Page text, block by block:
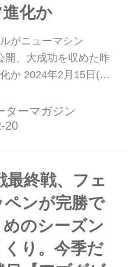
化か
がニューマシン
開、大成功を収めた昨
か 2024年2月15日(現
開幕するバーレーンGP
仕様のニューマシン
を飾る形でニューマシ
とで、いよいよ開幕に
ターマガジン
最終戦、フェ
ペンが完勝で
のシーズン
り。今季だ